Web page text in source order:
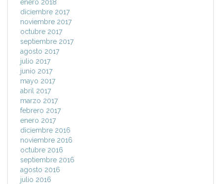
enero 2018
diciembre 2017
noviembre 2017
octubre 2017
septiembre 2017
agosto 2017
julio 2017
junio 2017
mayo 2017
abril 2017
marzo 2017
febrero 2017
enero 2017
diciembre 2016
noviembre 2016
octubre 2016
septiembre 2016
agosto 2016
julio 2016